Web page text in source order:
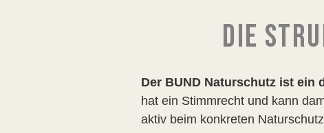
DIE
Der BUND Naturschutz ist ein
hat ein Stimmrecht und kann
aktiv beim konkreten